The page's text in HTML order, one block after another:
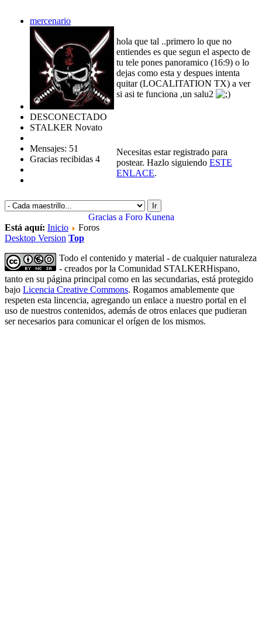
mercenario
DESCONECTADO
STALKER Novato
Mensajes: 51
Gracias recibidas 4
hola que tal ..primero lo que no
entiendes es que segun el aspecto de
tu tele pones panoramico (16:9) o lo
dejas como esta y despues intenta
quitar (LOCALITATION TX) a ver
si asi te funciona ,un salu2
Necesitas estar registrado para
postear. Hazlo siguiendo ESTE
ENLACE.
Gracias a Foro Kunena
Está aquí: Inicio
Foros
Desktop Version Top
Todo el contenido y material - de cualquier naturaleza
- creados por la Comunidad STALKERHispano,
tanto en su página principal como en las secundarias, está protegido
bajo Licencia Creative Commons. Rogamos amablemente que
respeten esta lincencia, agregando un enlace a nuestro portal en el
uso de nuestros contenidos, además de otros enlaces que pudieran
ser necesarios para comunicar el orígen de los mismos.